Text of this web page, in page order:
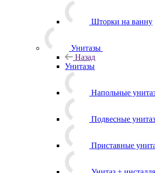
Шторки на ванну
Унитазы
Назад
Унитазы
Напольные
Подвесные
Приставные